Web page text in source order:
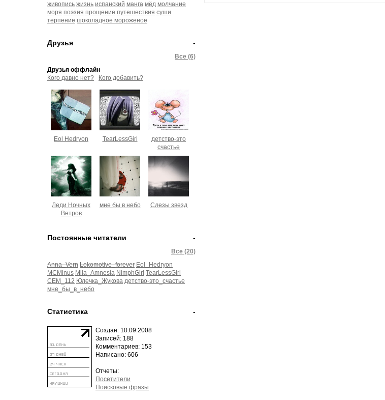
живопись жизнь испанский манга мёд молчание
моря поэзия прощение путешествия суши
терпение шоколадное мороженое
-
Друзья
Все (6)
Друзья оффлайн
Кого давно нет?
Кого добавить?
Eol Hedryon TearLessGirl
детство-это
счастье
Леди Ночных
Ветров
мне бы в небо Слезы звезд
-
Постоянные читатели
Все (20)
Anna_Vern Lokomotive_forever Eol_Hedryon
MCMinus Mila_Amnesia NimphGirl TearLessGirl
СЕМ_112 Юлечка_Жукова детство-это_счастье
мне_бы_в_небо
-
Статистика
Создан: 10.09.2008
Записей: 188
Комментариев: 153
Написано: 606
Отчеты:
Посетители
Поисковые фразы